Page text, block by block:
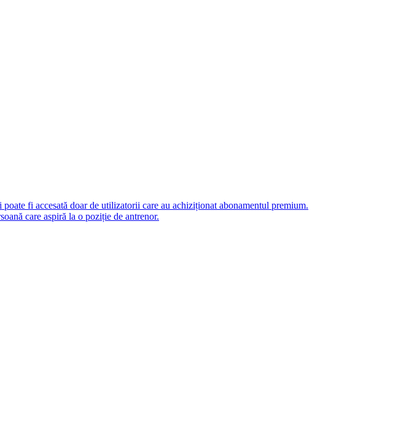
fi accesată doar de utilizatorii care au achiziționat abonamentul premium.
care aspiră la o poziție de antrenor.